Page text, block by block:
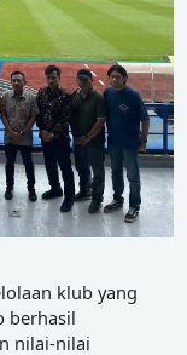
klub yang
berhasil
nilai-nilai